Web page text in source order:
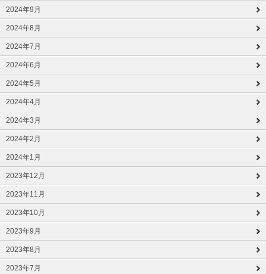
2024年9月
2024年8月
2024年7月
2024年6月
2024年5月
2024年4月
2024年3月
2024年2月
2024年1月
2023年12月
2023年11月
2023年10月
2023年9月
2023年8月
2023年7月